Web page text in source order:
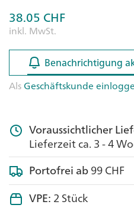
38.05 CHF
inkl. MwSt.
Benachrichtigung
Benachrichtigung
AlsGeschäftskunde
Voraussichtlicher
Lieferzeit ca. 3 - 4
Portofrei ab99 CHF
VPE:2 Stück